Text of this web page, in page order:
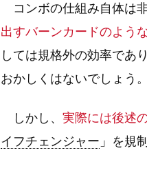
コンボの仕組み自体は
出すバーンカードのよう
しては規格外の効率であ
おかしくはないでしょう。
しかし、 実際には後述
イフチェンジャー 」を規